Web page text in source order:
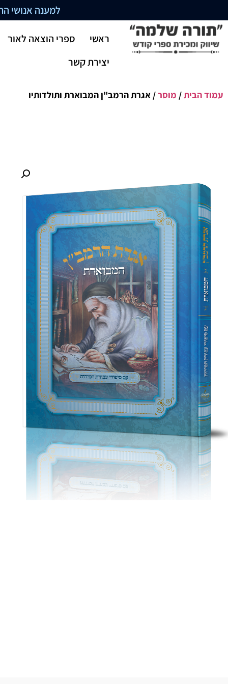
למענה אנושי התקשרו
ראשי
ספרי הוצאה לאור
יצירת קשר
עמוד הבית/ מוסר/ אגרת הרמב"ן המבוארת ותולדותיו